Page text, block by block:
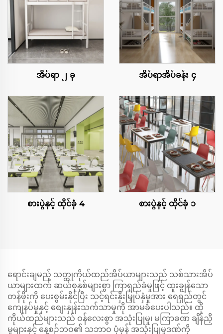
အိပ်ရာ ၂ ခု အိပ်ရာအိပ်ခန်း ၄
စားပွဲနှင့် ထိုင်ခုံ 4 စားပွဲနှင့် ထိုင်ခုံ ၁
ရောင်းချမည့် သတ္ထုကိုယ်ထည်အိပ်ယာများသည် သစ်သားအိပ်
ယာများထက် ဆယ်စုနှစ်များစွာ ကြာရှည်ခံမှုဖြင့် ထူးချွန်သော
တန်ဖိုးကို ပေးစွမ်းနိုင်ပြီး သင့်ရင်းနှီးမြှုပ်နှံမှုအား ရေရှည်တွင်
ကျေနပ်မှုနှင့် စျေးနှုန်းသက်သာမှုကို အာမခံပေးပါသည်။ ထို
ကိုယ်ထည်များသည် ဝန်လေးစွာ အသုံးပြုမှု၊ မကြာခဏ ချိန်ညှိ
မှုများနှင့် နေ့စဉ်ဘဝ၏ သဘာဝ ပုံမှန် အသုံးပြုမှုဒဏ်ကို